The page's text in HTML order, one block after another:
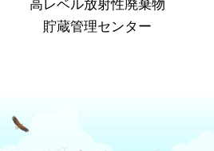
高レベル放射性廃棄物
貯蔵管理センター